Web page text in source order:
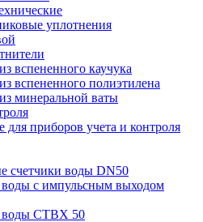
уплотнения
вспененного каучука
вспененного полиэтилена
минеральной ваты
приборов учета и контроля
счетчики воды DN50
с импульсным выходом
воды СТВХ 50